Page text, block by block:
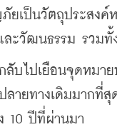
เป็นวัตถุประสงค์
ะวัฒนธรรม รวมทั้
ไปเยือนจุดหมาย
ายทางเดิมมากที่
10 ปีที่ผ่านมา